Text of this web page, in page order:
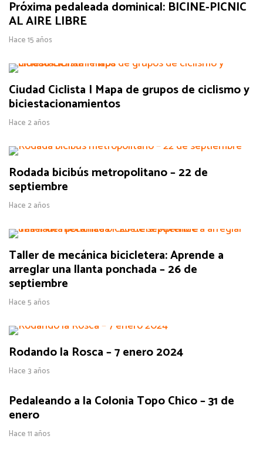
Próxima pedaleada dominical: BICINE-PICNIC
AL AIRE LIBRE
Hace 15 años
Ciudad Ciclista | Mapa de grupos de ciclismo y
biciestacionamientos
Hace 2 años
Rodada bicibús metropolitano – 22 de
septiembre
Hace 2 años
Taller de mecánica bicicletera: Aprende a
arreglar una llanta ponchada – 26 de
septiembre
Hace 5 años
Rodando la Rosca – 7 enero 2024
Hace 3 años
Pedaleando a la Colonia Topo Chico – 31 de
enero
Hace 11 años